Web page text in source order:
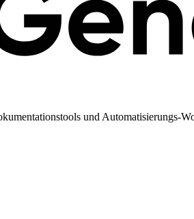
und Automatisierungs-